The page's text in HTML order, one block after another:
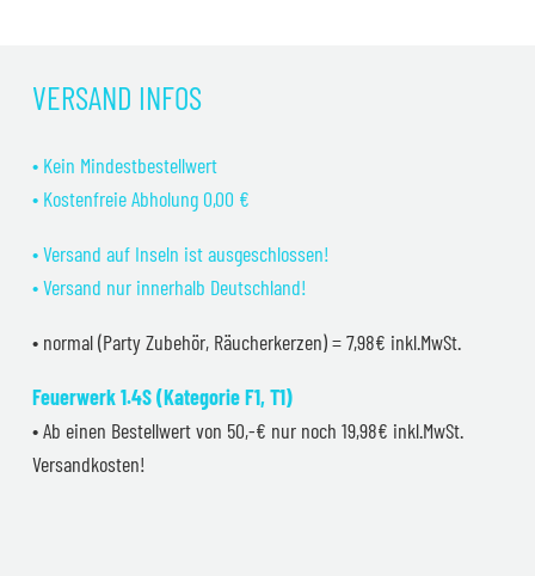
VERSAND INFOS
• Kein Mindestbestellwert
• Kostenfreie Abholung 0,00 €
• Versand auf Inseln ist ausgeschlossen!
• Versand nur innerhalb Deutschland!
• normal (Party Zubehör, Räucherkerzen) = 7,98€ inkl.MwSt.
Feuerwerk 1.4S (Kategorie F1, T1)
• Ab einen Bestellwert von 50,-€ nur noch 19,98€ inkl.MwSt.
Versandkosten!